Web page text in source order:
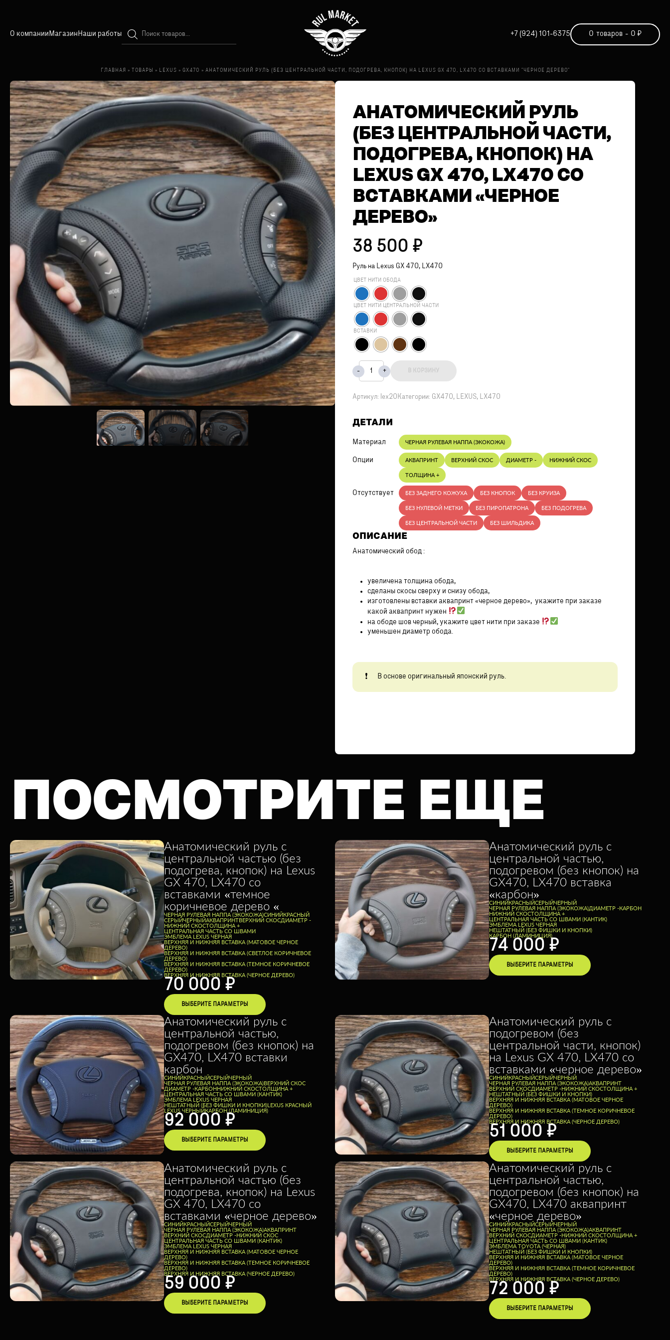
О компанииМагазинНаши работытоваров
+7 (924) 101-6375 0 товаров - 0 ₽
ГЛАВНАЯ » ТОВАРЫ » LEXUS » GX470 » АНАТОМИЧЕСКИЙ РУЛЬ (БЕЗ ЦЕНТРАЛЬНОЙ ЧАСТИ, ПОДОГРЕВА, КНОПОК) НА LEXUS GX 470, LX470 СО ВСТАВКАМИ "ЧЕРНОЕ ДЕРЕВО"
АНАТОМИЧЕСКИЙ РУЛЬ
(БЕЗ ЦЕНТРАЛЬНОЙ ЧАСТИ,
ПОДОГРЕВА, КНОПОК) НА
LEXUS GX 470, LX470 СО
ВСТАВКАМИ «ЧЕРНОЕ
ДЕРЕВО»
38 500 ₽
Руль на Lexus GX 470, LX470
ЦВЕТ НИТИ ОБОДА
ЦВЕТ НИТИ ЦЕНТРАЛЬНОЙ ЧАСТИ
ВСТАВКИ
В КОРЗИНУ
Артикул: lex20Категории: GX470, LEXUS, LX470
ОПИСАНИЕ
Анатомический обод :
увеличена толщина обода,
сделаны скосы сверху и снизу обода,
изготовлены вставки аквапринт «черное дерево», укажите при заказе
какой аквапринт нужен
на ободе шов черный, укажите цвет нити при заказе
уменьшен диаметр обода.
В основе оригинальный японский руль.
ДЕТАЛИ
Материал ЧЕРНАЯ РУЛЕВАЯ НАППА (ЭКОКОЖА)
Опции АКВАПРИНТ ВЕРХНИЙ СКОС ДИАМЕТР - НИЖНИЙ СКОС
ТОЛЩИНА +
Отсутствует БЕЗ ЗАДНЕГО КОЖУХА БЕЗ КНОПОК БЕЗ КРУИЗА
БЕЗ НУЛЕВОЙ МЕТКИ БЕЗ ПИРОПАТРОНА БЕЗ ПОДОГРЕВА
БЕЗ ЦЕНТРАЛЬНОЙ ЧАСТИ БЕЗ ШИЛЬДИКА
ПОСМОТРИТЕ ЕЩЕ
Анатомический руль с
центральной частью (без
подогрева, кнопок) на Lexus
GX 470, LX470 со
вставками «темное
коричневое дерево «
ЧЕРНАЯ РУЛЕВАЯ НАППА (ЭКОКОЖА)CИНИЙКРАСНЫЙ
СЕРЫЙЧЕРНЫЙАКВАПРИНТВЕРХНИЙ СКОСДИАМЕТР -
НИЖНИЙ СКОСТОЛЩИНА +
ЦЕНТРАЛЬНАЯ ЧАСТЬ СО ШВАМИ
ЭМБЛЕМА LEXUS ЧЕРНАЯ
ВЕРХНЯЯ И НИЖНЯЯ ВСТАВКА (МАТОВОЕ ЧЕРНОЕ
ДЕРЕВО)
ВЕРХНЯЯ И НИЖНЯЯ ВСТАВКА (СВЕТЛОЕ КОРИЧНЕВОЕ
ДЕРЕВО)
ВЕРХНЯЯ И НИЖНЯЯ ВСТАВКА (ТЕМНОЕ КОРИЧНЕВОЕ
ДЕРЕВО)
ВЕРХНЯЯ И НИЖНЯЯ ВСТАВКА (ЧЕРНОЕ ДЕРЕВО)
70 000 ₽
ВЫБЕРИТЕ ПАРАМЕТРЫ
Анатомический руль с
центральной частью,
подогревом (без кнопок) на
GX470, LX470 вставка
«карбон»
CИНИЙКРАСНЫЙСЕРЫЙЧЕРНЫЙ
ЧЕРНАЯ РУЛЕВАЯ НАППА (ЭКОКОЖА)ДИАМЕТР -КАРБОН
НИЖНИЙ СКОСТОЛЩИНА +
ЦЕНТРАЛЬНАЯ ЧАСТЬ СО ШВАМИ (КАНТИК)
ЭМБЛЕМА LEXUS ЧЕРНАЯ
НЕШТАТНЫЙ (БЕЗ ФИШКИ И КНОПКИ)
КАРБОН (ЛАМИНИЦИЯ)
74 000 ₽
ВЫБЕРИТЕ ПАРАМЕТРЫ
Анатомический руль с
центральной частью,
подогревом (без кнопок) на
GX470, LX470 вставки
карбон
CИНИЙКРАСНЫЙСЕРЫЙЧЕРНЫЙ
ЧЕРНАЯ РУЛЕВАЯ НАППА (ЭКОКОЖА)ВЕРХНИЙ СКОС
ДИАМЕТР -КАРБОННИЖНИЙ СКОСТОЛЩИНА +
ЦЕНТРАЛЬНАЯ ЧАСТЬ СО ШВАМИ (КАНТИК)
ЭМБЛЕМА LEXUS ЧЕРНАЯ
НЕШТАТНЫЙ (БЕЗ ФИШКИ И КНОПКИ)LEXUS КРАСНЫЙ
LEXUS ЧЕРНЫЙКАРБОН (ЛАМИНИЦИЯ)
92 000 ₽
ВЫБЕРИТЕ ПАРАМЕТРЫ
Анатомический руль с
подогревом (без
центральной части, кнопок)
на Lexus GX 470, LX470 со
вставками «черное дерево»
CИНИЙКРАСНЫЙСЕРЫЙЧЕРНЫЙ
ЧЕРНАЯ РУЛЕВАЯ НАППА (ЭКОКОЖА)АКВАПРИНТ
ВЕРХНИЙ СКОСДИАМЕТР -НИЖНИЙ СКОСТОЛЩИНА +
НЕШТАТНЫЙ (БЕЗ ФИШКИ И КНОПКИ)
ВЕРХНЯЯ И НИЖНЯЯ ВСТАВКА (МАТОВОЕ ЧЕРНОЕ
ДЕРЕВО)
ВЕРХНЯЯ И НИЖНЯЯ ВСТАВКА (ТЕМНОЕ КОРИЧНЕВОЕ
ДЕРЕВО)
ВЕРХНЯЯ И НИЖНЯЯ ВСТАВКА (ЧЕРНОЕ ДЕРЕВО)
51 000 ₽
ВЫБЕРИТЕ ПАРАМЕТРЫ
Анатомический руль c
центральной частью (без
подогрева, кнопок) на Lexus
GX 470, LX470 со
вставками «черное дерево»
CИНИЙКРАСНЫЙСЕРЫЙЧЕРНЫЙ
ЧЕРНАЯ РУЛЕВАЯ НАППА (ЭКОКОЖА)АКВАПРИНТ
ВЕРХНИЙ СКОСДИАМЕТР -НИЖНИЙ СКОС
ЦЕНТРАЛЬНАЯ ЧАСТЬ СО ШВАМИ (КАНТИК)
ЭМБЛЕМА LEXUS ЧЕРНАЯ
ВЕРХНЯЯ И НИЖНЯЯ ВСТАВКА (МАТОВОЕ ЧЕРНОЕ
ДЕРЕВО)
ВЕРХНЯЯ И НИЖНЯЯ ВСТАВКА (ТЕМНОЕ КОРИЧНЕВОЕ
ДЕРЕВО)
ВЕРХНЯЯ И НИЖНЯЯ ВСТАВКА (ЧЕРНОЕ ДЕРЕВО)
59 000 ₽
ВЫБЕРИТЕ ПАРАМЕТРЫ
Анатомический руль с
центральной частью,
подогревом (без кнопок) на
GX470, LX470 аквапринт
«черное дерево»
CИНИЙКРАСНЫЙСЕРЫЙЧЕРНЫЙ
ЧЕРНАЯ РУЛЕВАЯ НАППА (ЭКОКОЖА)АКВАПРИНТ
ВЕРХНИЙ СКОСДИАМЕТР -НИЖНИЙ СКОСТОЛЩИНА +
ЦЕНТРАЛЬНАЯ ЧАСТЬ СО ШВАМИ (КАНТИК)
ЭМБЛЕМА TOYOTA (ЧЕРНАЯ)
НЕШТАТНЫЙ (БЕЗ ФИШКИ И КНОПКИ)
ВЕРХНЯЯ И НИЖНЯЯ ВСТАВКА (МАТОВОЕ ЧЕРНОЕ
ДЕРЕВО)
ВЕРХНЯЯ И НИЖНЯЯ ВСТАВКА (ТЕМНОЕ КОРИЧНЕВОЕ
ДЕРЕВО)
ВЕРХНЯЯ И НИЖНЯЯ ВСТАВКА (ЧЕРНОЕ ДЕРЕВО)
72 000 ₽
ВЫБЕРИТЕ ПАРАМЕТРЫ